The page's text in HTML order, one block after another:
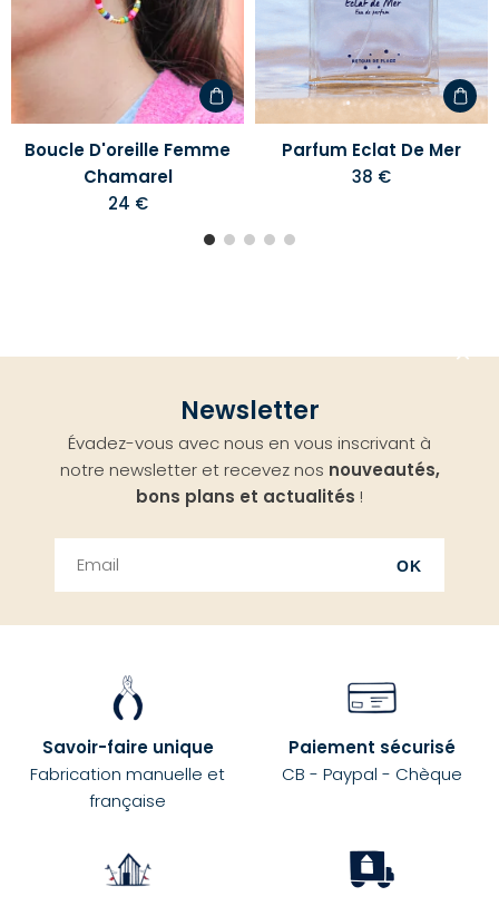
liste
d'envies
Boucle D'oreille Femme
Chamarel
24 €
Parfum Eclat De Mer
38 €
Newsletter
Évadez-vous avec nous en vous inscrivant à
notre newsletter et recevez nos nouveautés,
bons plans et actualités !
OK
Savoir-faire unique
Fabrication manuelle et
française
Paiement sécurisé
CB - Paypal - Chèque